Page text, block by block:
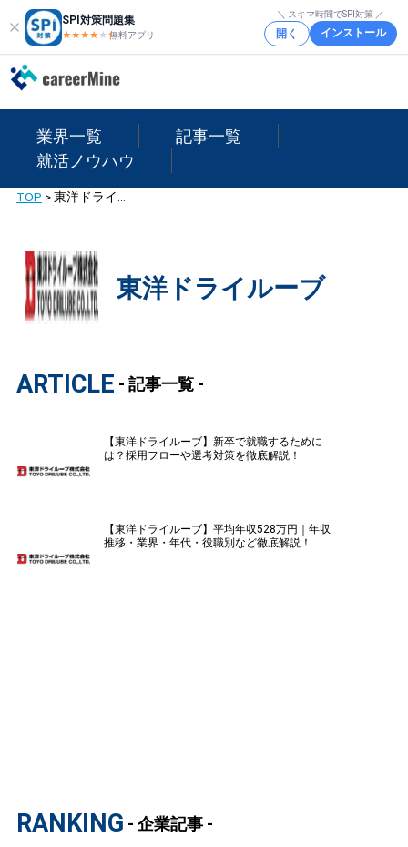
SPI対策問題集
★★★★ ★★
無料アプリ
＼ スキマ時間でSPI対策 ／
開く インストール
業界一覧
記事一覧
就活ノウハウ
TOP >
東洋ドライルーブ
ARTICLE - 記事一覧 -
【東洋ドライルーブ】新卒で就職するために
は？採用フローや選考対策を徹底解説！
【東洋ドライルーブ】平均年収528万円｜年収
推移・業界・年代・役職別など徹底解説！
RANKING - 企業記事 -